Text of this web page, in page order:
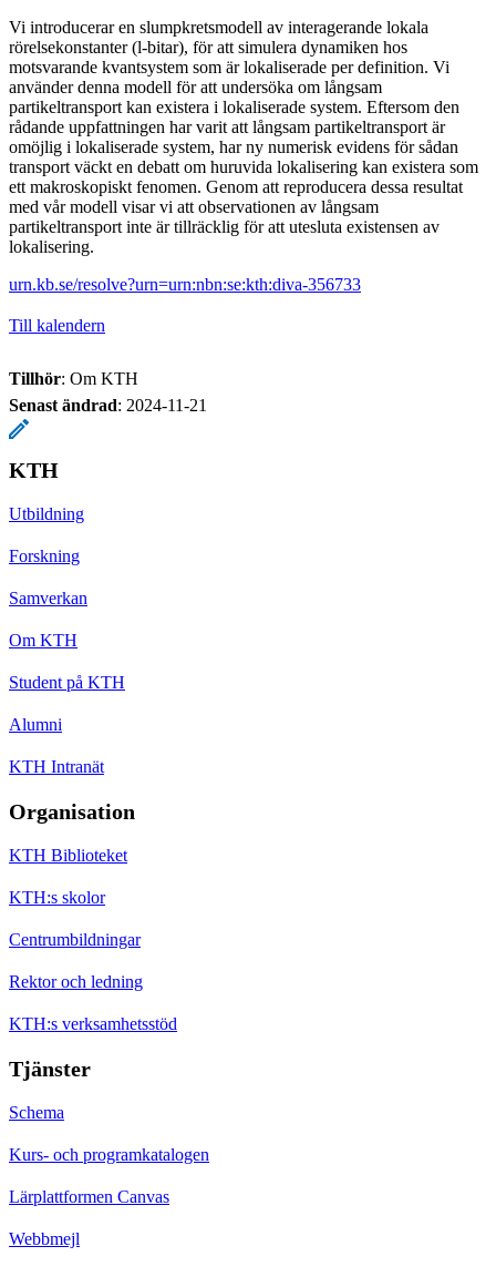
Vi introducerar en slumpkretsmodell av interagerande lokala
rörelsekonstanter (l-bitar), för att simulera dynamiken hos
motsvarande kvantsystem som är lokaliserade per definition. Vi
använder denna modell för att undersöka om långsam
partikeltransport kan existera i lokaliserade system. Eftersom den
rådande uppfattningen har varit att långsam partikeltransport är
omöjlig i lokaliserade system, har ny numerisk evidens för sådan
transport väckt en debatt om huruvida lokalisering kan existera som
ett makroskopiskt fenomen. Genom att reproducera dessa resultat
med vår modell visar vi att observationen av långsam
partikeltransport inte är tillräcklig för att utesluta existensen av
lokalisering.
urn.kb.se/resolve?urn=urn:nbn:se:kth:diva-356733
Till kalendern
Tillhör: Om KTH
Senast ändrad: 2024-11-21
KTH
Utbildning
Forskning
Samverkan
Om KTH
Student på KTH
Alumni
KTH Intranät
Organisation
KTH Biblioteket
KTH:s skolor
Centrumbildningar
Rektor och ledning
KTH:s verksamhetsstöd
Tjänster
Schema
Kurs- och programkatalogen
Lärplattformen Canvas
Webbmejl